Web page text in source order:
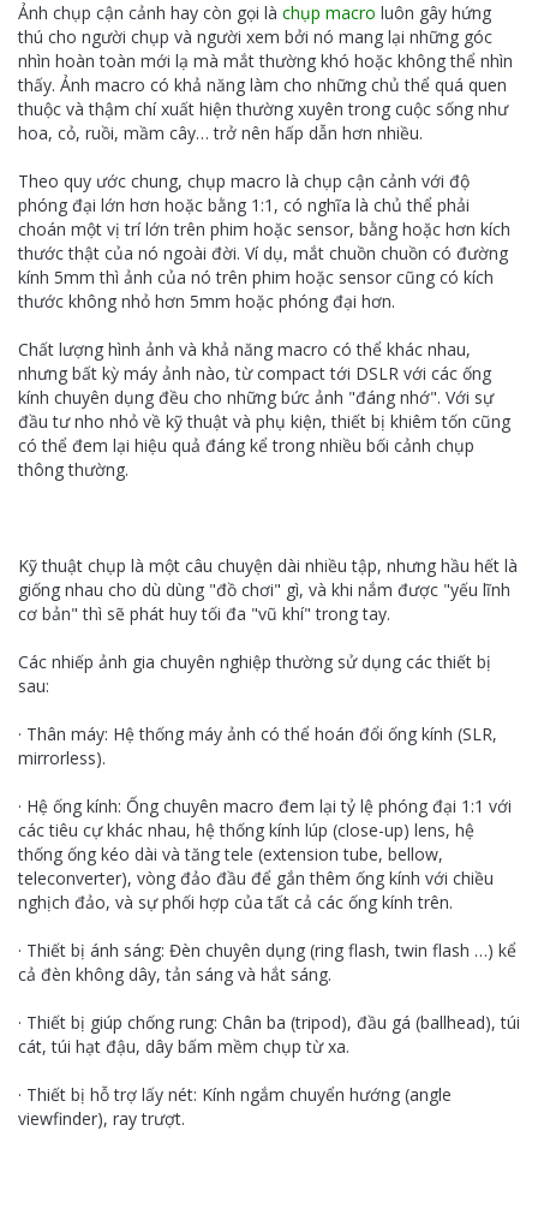
Ảnh chụp cận cảnh hay còn gọi là chụp macro luôn gây hứng
thú cho người chụp và người xem bởi nó mang lại những góc
nhìn hoàn toàn mới lạ mà mắt thường khó hoặc không thể nhìn
thấy. Ảnh macro có khả năng làm cho những chủ thể quá quen
thuộc và thậm chí xuất hiện thường xuyên trong cuộc sống như
hoa, cỏ, ruồi, mầm cây… trở nên hấp dẫn hơn nhiều.
Theo quy ước chung, chụp macro là chụp cận cảnh với độ
phóng đại lớn hơn hoặc bằng 1:1, có nghĩa là chủ thể phải
choán một vị trí lớn trên phim hoặc sensor, bằng hoặc hơn kích
thước thật của nó ngoài đời. Ví dụ, mắt chuồn chuồn có đường
kính 5mm thì ảnh của nó trên phim hoặc sensor cũng có kích
thước không nhỏ hơn 5mm hoặc phóng đại hơn.
Chất lượng hình ảnh và khả năng macro có thể khác nhau,
nhưng bất kỳ máy ảnh nào, từ compact tới DSLR với các ống
kính chuyên dụng đều cho những bức ảnh "đáng nhớ". Với sự
đầu tư nho nhỏ về kỹ thuật và phụ kiện, thiết bị khiêm tốn cũng
có thể đem lại hiệu quả đáng kể trong nhiều bối cảnh chụp
thông thường.
Kỹ thuật chụp là một câu chuyện dài nhiều tập, nhưng hầu hết là
giống nhau cho dù dùng "đồ chơi" gì, và khi nắm được "yếu lĩnh
cơ bản" thì sẽ phát huy tối đa "vũ khí" trong tay.
Các nhiếp ảnh gia chuyên nghiệp thường sử dụng các thiết bị
sau:
· Thân máy: Hệ thống máy ảnh có thể hoán đổi ống kính (SLR,
mirrorless).
· Hệ ống kính: Ống chuyên macro đem lại tỷ lệ phóng đại 1:1 với
các tiêu cự khác nhau, hệ thống kính lúp (close-up) lens, hệ
thống ống kéo dài và tăng tele (extension tube, bellow,
teleconverter), vòng đảo đầu để gắn thêm ống kính với chiều
nghịch đảo, và sự phối hợp của tất cả các ống kính trên.
· Thiết bị ánh sáng: Đèn chuyên dụng (ring flash, twin flash …) kể
cả đèn không dây, tản sáng và hắt sáng.
· Thiết bị giúp chống rung: Chân ba (tripod), đầu gá (ballhead), túi
cát, túi hạt đậu, dây bấm mềm chụp từ xa.
· Thiết bị hỗ trợ lấy nét: Kính ngắm chuyển hướng (angle
viewfinder), ray trượt.